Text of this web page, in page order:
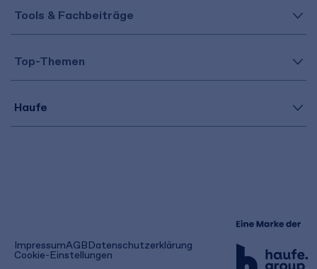
Tools & Fachbeiträge
Top-Themen
Haufe
ImpressumAGB(öffnet
in
einem
Datenschutzerklärung
Cookie-Einstellungen